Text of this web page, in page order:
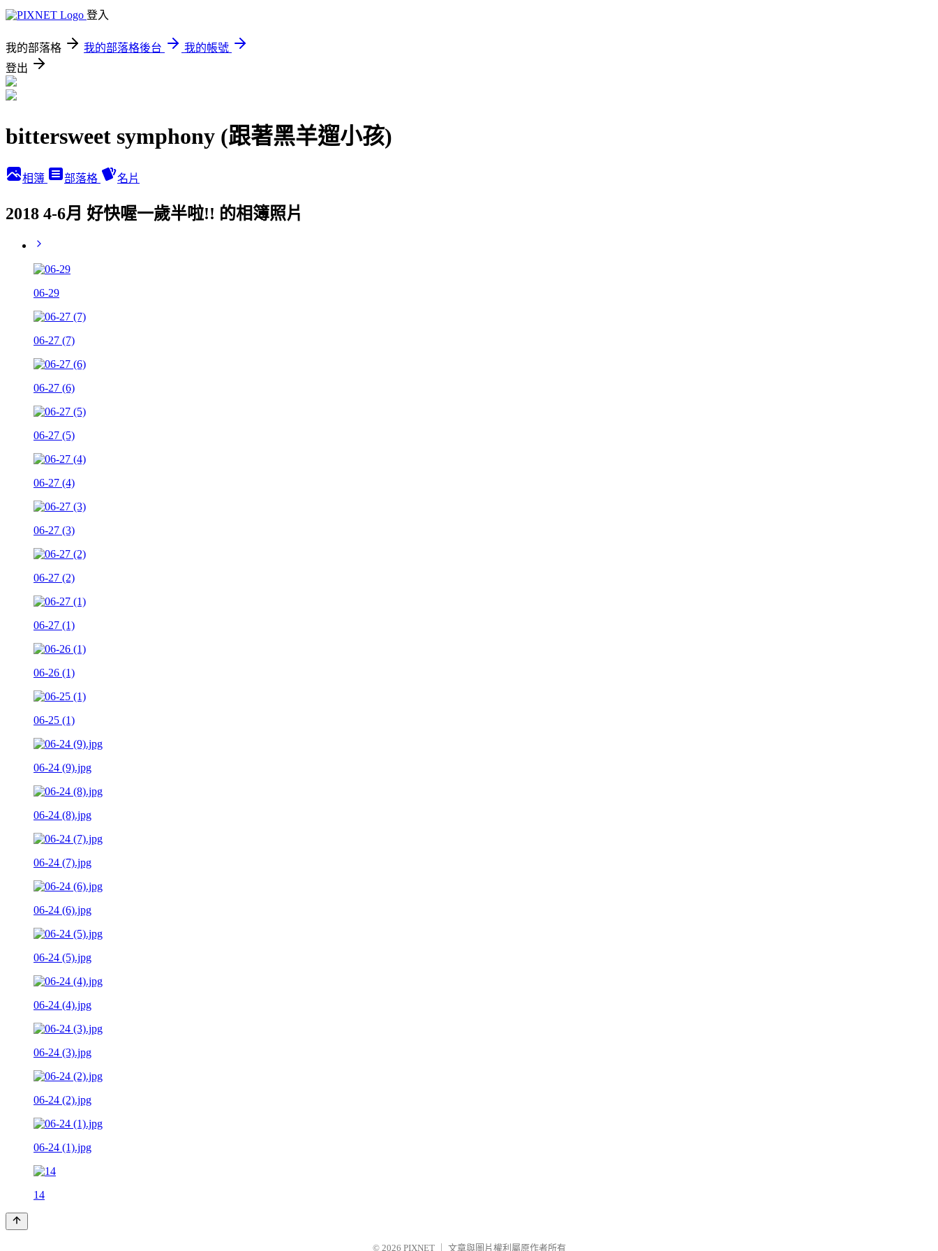
登入
我的部落格 我的部落格後台
我的帳號
登出
bittersweet symphony (跟著黑羊遛小孩)
相簿 部落格 名片
2018 4-6月 好快喔一歲半啦!! 的相簿照片
06-29
06-27 (7)
06-27 (6)
06-27 (5)
06-27 (4)
06-27 (3)
06-27 (2)
06-27 (1)
06-26 (1)
06-25 (1)
06-24 (9).jpg
06-24 (8).jpg
06-24 (7).jpg
06-24 (6).jpg
06-24 (5).jpg
06-24 (4).jpg
06-24 (3).jpg
06-24 (2).jpg
06-24 (1).jpg
14
© 2026 PIXNET 文章與圖片權利屬原作者所有